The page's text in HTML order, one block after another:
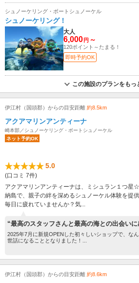
シュノーケリング・ボートシュノーケル
シュノーケリング！
大人
6,000 円 ～
120ポイント～たまる！
即時予約OK
この施設のプランをもっ
伊江村（国頭郡）からの目安距離 約8.5km
アクアマリンアンティーナ
崎本部／シュノーケリング・ボートシュノーケル
ネット予約OK
5.0
(口コミ 7件)
アクアマリンアンティーナは、ミシュラン１つ星
納島で、親子の絆を深めるシュノーケル体験を提
毎日に疲れていませんか？気...
“最高のスタッフさんと最高の海との出会いに
2025年7月に新規OPENした初々しいショップで、な
世話になることとなりました！...
伊江村（国頭郡）からの目安距離 約8.6km